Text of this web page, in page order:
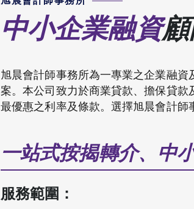
中小企業融資
旭晨會計師事務所為一專業之企業融
案。本公司致力於商業貸款、擔保貸
最優惠之利率及條款。選擇旭晨會計師
一站式按揭轉介、中
服務範圍：